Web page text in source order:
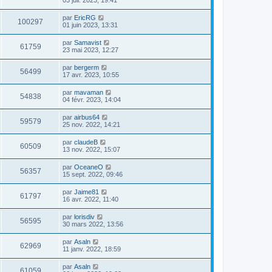
100297 par EricRG
01 juin 2023, 13:31
61759 par Samavist
23 mai 2023, 12:27
56499 par bergerm
17 avr. 2023, 10:55
54838 par mavaman
04 févr. 2023, 14:04
59579 par airbus64
25 nov. 2022, 14:21
60509 par claudeB
13 nov. 2022, 15:07
56357 par OceaneO
15 sept. 2022, 09:46
61797 par Jaime81
16 avr. 2022, 11:40
56595 par lorisdiv
30 mars 2022, 13:56
62969 par Asaln
11 janv. 2022, 18:59
par Asaln